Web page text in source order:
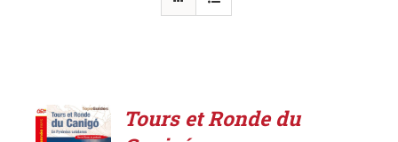
AJOUTER
Tours et Ronde du